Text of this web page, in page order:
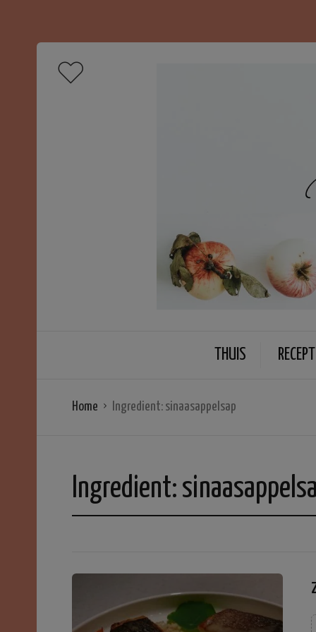
THUIS
Home Ingredient: sinaasappelsap
Ingredient: